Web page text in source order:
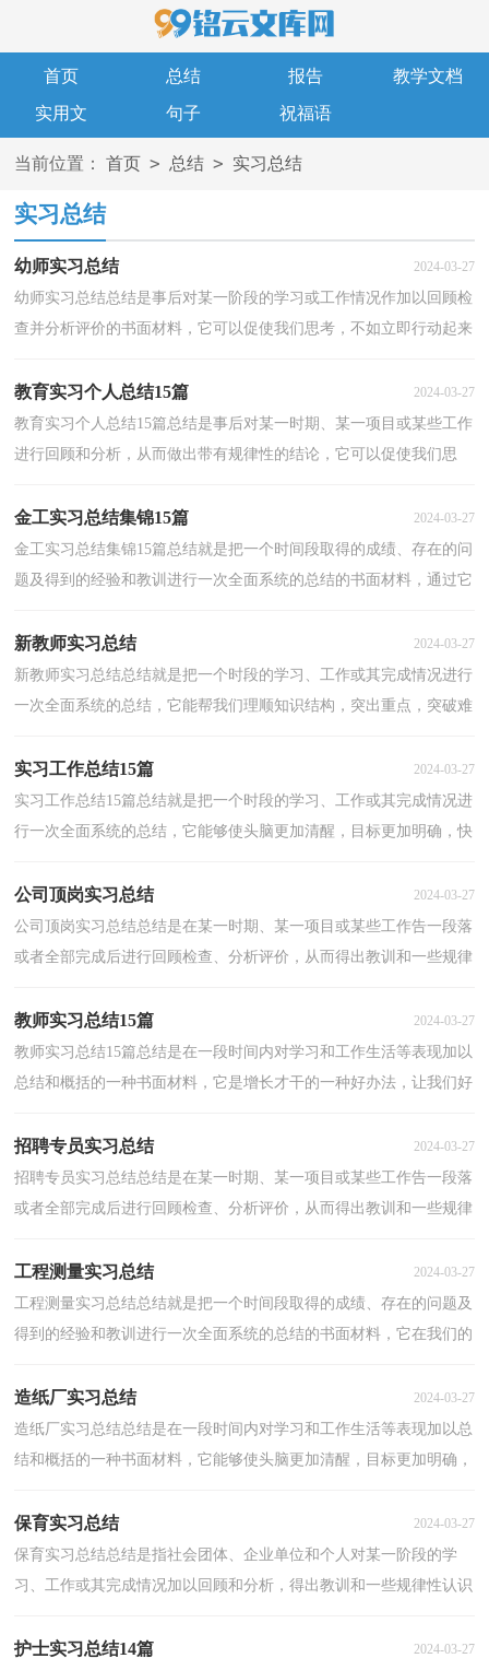
首页 总结 报告
教学文档
实用文
句子 祝福语
当前位置： 首页 > 总结 > 实习总结
实习总结
幼师实习总结 2024-03-27
幼师实习总结总结是事后对某一阶段的学习或工作情况作加以回顾检
查并分析评价的书面材料，它可以促使我们思考，不如立即行动起来
教育实习个人总结15篇 2024-03-27
教育实习个人总结15篇总结是事后对某一时期、某一项目或某些工作
进行回顾和分析，从而做出带有规律性的结论，它可以促使我们思
金工实习总结集锦15篇 2024-03-27
金工实习总结集锦15篇总结就是把一个时间段取得的成绩、存在的问
题及得到的经验和教训进行一次全面系统的总结的书面材料，通过它
新教师实习总结 2024-03-27
新教师实习总结总结就是把一个时段的学习、工作或其完成情况进行
一次全面系统的总结，它能帮我们理顺知识结构，突出重点，突破难
实习工作总结15篇 2024-03-27
实习工作总结15篇总结就是把一个时段的学习、工作或其完成情况进
行一次全面系统的总结，它能够使头脑更加清醒，目标更加明确，快
公司顶岗实习总结 2024-03-27
公司顶岗实习总结总结是在某一时期、某一项目或某些工作告一段落
或者全部完成后进行回顾检查、分析评价，从而得出教训和一些规律
教师实习总结15篇 2024-03-27
教师实习总结15篇总结是在一段时间内对学习和工作生活等表现加以
总结和概括的一种书面材料，它是增长才干的一种好办法，让我们好
招聘专员实习总结 2024-03-27
招聘专员实习总结总结是在某一时期、某一项目或某些工作告一段落
或者全部完成后进行回顾检查、分析评价，从而得出教训和一些规律
工程测量实习总结 2024-03-27
工程测量实习总结总结就是把一个时间段取得的成绩、存在的问题及
得到的经验和教训进行一次全面系统的总结的书面材料，它在我们的
造纸厂实习总结 2024-03-27
造纸厂实习总结总结是在一段时间内对学习和工作生活等表现加以总
结和概括的一种书面材料，它能够使头脑更加清醒，目标更加明确，
保育实习总结 2024-03-27
保育实习总结总结是指社会团体、企业单位和个人对某一阶段的学
习、工作或其完成情况加以回顾和分析，得出教训和一些规律性认识
护士实习总结14篇 2024-03-27